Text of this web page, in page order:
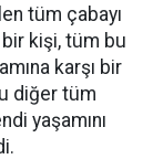
tüm çabayı
kişi, tüm bu
karşı bir
diğer tüm
yaşamını